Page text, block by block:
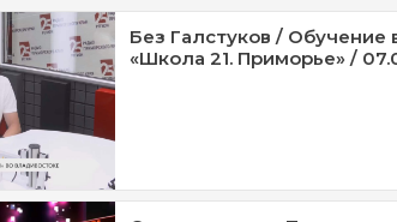
Без Галстуков / Обучение
«Школа 21. Приморье» /